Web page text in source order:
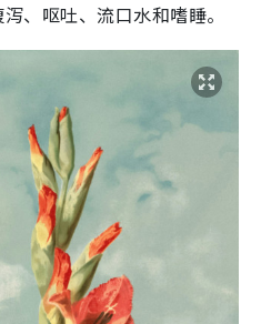
、呕吐、流口水和嗜睡。